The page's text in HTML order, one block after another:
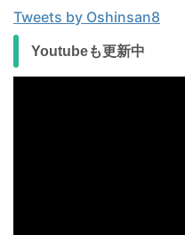
Tweets by Oshinsan8
Youtubeも更新中